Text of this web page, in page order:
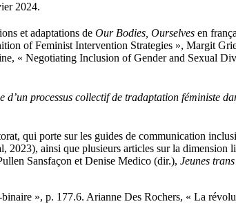
2024.
et adaptations de Our Bodies, Ourselves en
of Feminist Intervention Strategies », Margit
« Negotiating Inclusion of Gender and Sexual
processus collectif de tradaptation féministe
qui porte sur les guides de communication
2023), ainsi que plusieurs articles sur la
Sansfaçon et Denise Medico (dir.), Jeunes
», p. 177.6. Arianne Des Rochers, « La